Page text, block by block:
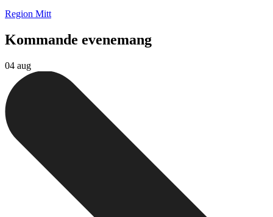
Region Mitt
Kommande evenemang
04 aug